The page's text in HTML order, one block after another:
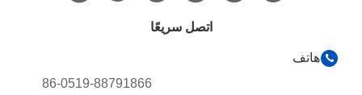
اتصل سريعًا
هاتف
86-0519-88791866